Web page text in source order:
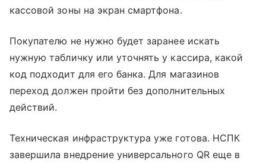
кассовой зоны на экран смартфона.
Покупателю не нужно будет заранее искать
нужную табличку или уточнять у кассира, какой
код подходит для его банка. Для магазинов
переход должен пройти без дополнительных
действий.
Техническая инфраструктура уже готова. НСПК
завершила внедрение универсального QR еще в